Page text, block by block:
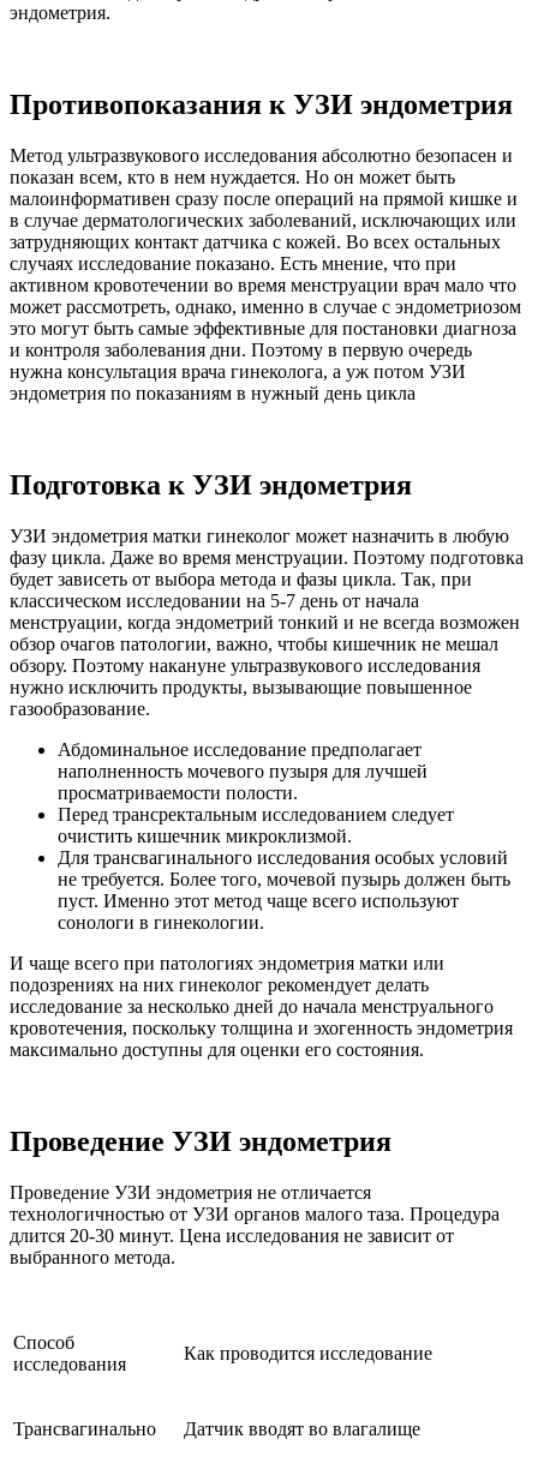
эндометрия.
Противопоказания к УЗИ эндометрия
Метод ультразвукового исследования абсолютно безопасен и
показан всем, кто в нем нуждается. Но он может быть
малоинформативен сразу после операций на прямой кишке и
в случае дерматологических заболеваний, исключающих или
затрудняющих контакт датчика с кожей. Во всех остальных
случаях исследование показано. Есть мнение, что при
активном кровотечении во время менструации врач мало что
может рассмотреть, однако, именно в случае с эндометриозом
это могут быть самые эффективные для постановки диагноза
и контроля заболевания дни. Поэтому в первую очередь
нужна консультация врача гинеколога, а уж потом УЗИ
эндометрия по показаниям в нужный день цикла
Подготовка к УЗИ эндометрия
УЗИ эндометрия матки гинеколог может назначить в любую
фазу цикла. Даже во время менструации. Поэтому подготовка
будет зависеть от выбора метода и фазы цикла. Так, при
классическом исследовании на 5-7 день от начала
менструации, когда эндометрий тонкий и не всегда возможен
обзор очагов патологии, важно, чтобы кишечник не мешал
обзору. Поэтому накануне ультразвукового исследования
нужно исключить продукты, вызывающие повышенное
газообразование.
Абдоминальное исследование предполагает
наполненность мочевого пузыря для лучшей
просматриваемости полости.
Перед трансректальным исследованием следует
очистить кишечник микроклизмой.
Для трансвагинального исследования особых условий
не требуется. Более того, мочевой пузырь должен быть
пуст. Именно этот метод чаще всего используют
сонологи в гинекологии.
И чаще всего при патологиях эндометрия матки или
подозрениях на них гинеколог рекомендует делать
исследование за несколько дней до начала менструального
кровотечения, поскольку толщина и эхогенность эндометрия
максимально доступны для оценки его состояния.
Проведение УЗИ эндометрия
Проведение УЗИ эндометрия не отличается
технологичностью от УЗИ органов малого таза. Процедура
длится 20-30 минут. Цена исследования не зависит от
выбранного метода.
Способ
исследования
Как проводится исследование
Трансвагинально Датчик вводят во влагалище